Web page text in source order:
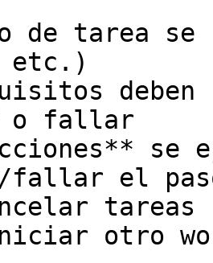
de tarea se
etc.)
o fallar
se
fallar el
tareas
otro